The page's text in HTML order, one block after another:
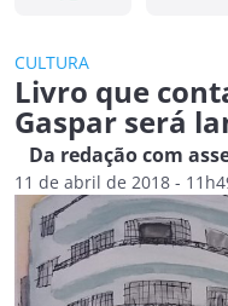
CULTURA
Livro que
Gaspar será
Da redação com
11 de abril de 2018 -